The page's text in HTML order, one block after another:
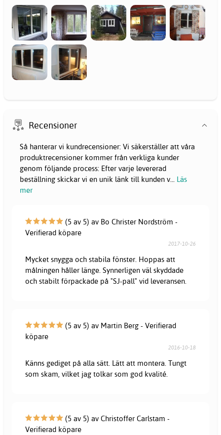
Recensioner
Så hanterar vi kundrecensioner: Vi säkerställer att våra
produktrecensioner kommer från verkliga kunder
genom följande process: Efter varje levererad
beställning skickar vi en unik länk till kunden v... Läs
mer
(5 av 5) av Bo Christer Nordström -
Verifierad köpare
2017-10-26
Mycket snygga och stabila fönster. Hoppas att
målningen håller länge. Synnerligen väl skyddade
och stabilt förpackade på "SJ-pall" vid leveransen.
(5 av 5) av Martin Berg - Verifierad
köpare
2016-10-18
Känns gediget på alla sätt. Lätt att montera. Tungt
som skam, vilket jag tolkar som god kvalité.
(5 av 5) av Christoffer Carlstam -
Verifierad köpare